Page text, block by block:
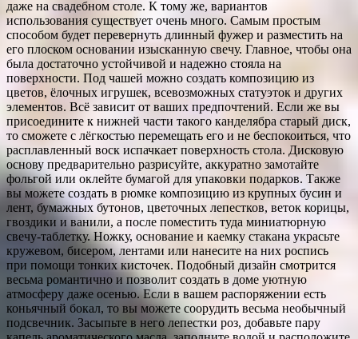
даже на свадебном столе. К тому же, вариантов
использования существует очень много. Самым простым
способом будет перевернуть длинный фужер и разместить на
его плоском основании изысканную свечу. Главное, чтобы она
была достаточно устойчивой и надежно стояла на
поверхности. Под чашей можно создать композицию из
цветов, ёлочных игрушек, всевозможных статуэток и других
элементов. Всё зависит от ваших предпочтений. Если же вы
присоедините к нижней части такого канделябра старый диск,
то сможете с лёгкостью перемещать его и не беспокоиться, что
расплавленный воск испачкает поверхность стола. Дисковую
основу предварительно разрисуйте, аккуратно замотайте
фольгой или оклейте бумагой для упаковки подарков. Также
вы можете создать в рюмке композицию из крупных бусин и
лент, бумажных бутонов, цветочных лепестков, веток корицы,
гвоздики и ванили, а после поместить туда миниатюрную
свечу-таблетку. Ножку, основание и каемку стакана украсьте
кружевом, бисером, лентами или нанесите на них роспись
при помощи тонких кисточек. Подобный дизайн смотрится
весьма романтично и позволит создать в доме уютную
атмосферу даже осенью. Если в вашем распоряжении есть
коньячный бокал, то вы можете соорудить весьма необычный
подсвечник. Засыпьте в него лепестки роз, добавьте пару